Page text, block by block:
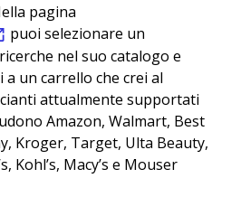
pagina
puoi selezionare un
nel suo catalogo e
un carrello che crei al
attualmente supportati
Amazon, Walmart, Best
Kroger, Target, Ulta Beauty,
Kohl’s, Macy’s e Mouser